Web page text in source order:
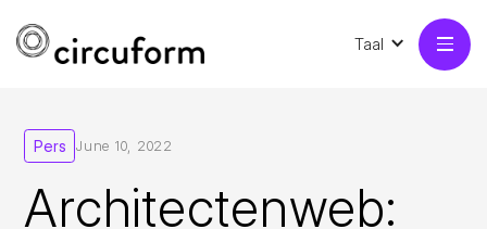
Taal
Pers June 10, 2022
Architectenweb: